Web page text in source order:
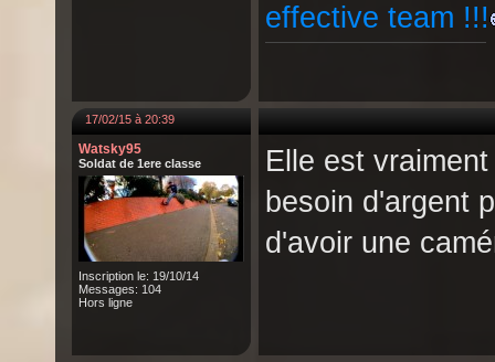
effective team !!!
17/02/15 à 20:39
Watsky95
Soldat de 1ere classe
Inscription le: 19/10/14
Messages: 104
Hors ligne
Elle est
besoin d'argent
d'avoir une